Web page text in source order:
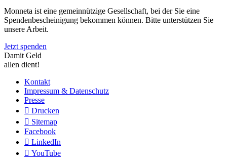
Monneta ist eine gemeinnützige Gesellschaft, bei der Sie eine
Spendenbescheinigung bekommen können. Bitte unterstützen Sie
unsere Arbeit.
Jetzt spenden
Damit Geld
allen dient!
Kontakt
Impressum & Datenschutz
Presse
Drucken
Sitemap
Facebook
LinkedIn
YouTube